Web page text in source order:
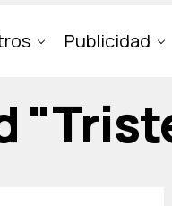
Publicidad